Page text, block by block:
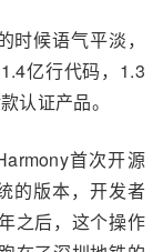
时候语气平淡，
亿行代码，1.3
认证产品。
首次开源
的版本，开发者
之后，这个操作